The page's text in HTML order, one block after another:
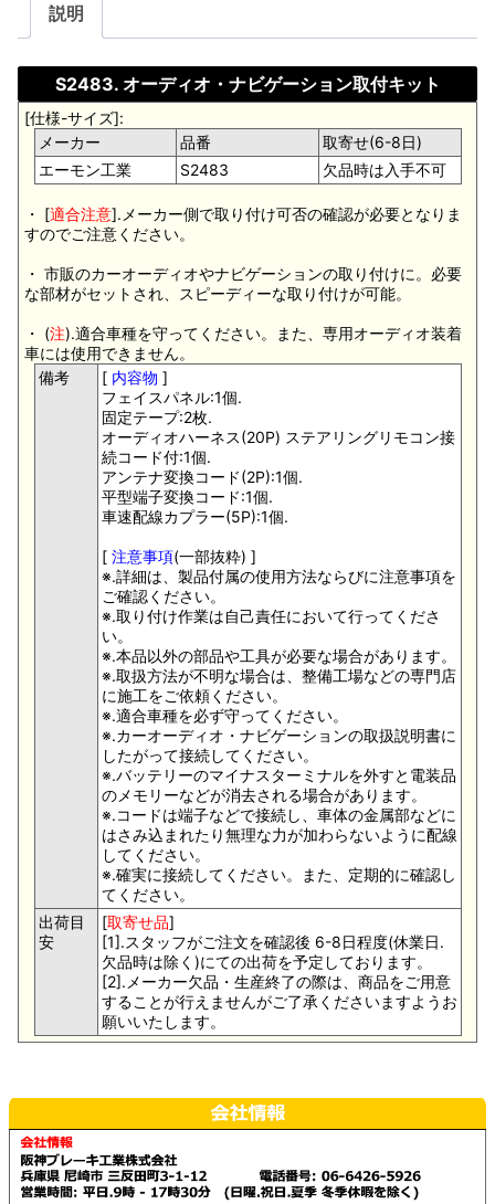
説明
S2483. オーディオ・ナビゲーション取付キット
[仕様-サイズ]:
メーカー
品番
取寄せ(6-8日)
エーモン工業
S2483 欠品時は入手不可
・ [適合注意].メーカー側で取り付け可否の確認が必要となりま
すのでご注意ください。
・ 市販のカーオーディオやナビゲーションの取り付けに。必要
な部材がセットされ、スピーディーな取り付けが可能。
・ (注).適合車種を守ってください。また、専用オーディオ装着
車には使用できません。
備考
[ 内容物 ]
フェイスパネル:1個.
固定テープ:2枚.
オーディオハーネス(20P) ステアリングリモコン接
続コード付:1個.
アンテナ変換コード(2P):1個.
平型端子変換コード:1個.
車速配線カプラー(5P):1個.
[ 注意事項(一部抜粋) ]
※.詳細は、製品付属の使用方法ならびに注意事項を
ご確認ください。
※.取り付け作業は自己責任において行ってくださ
い。
※.本品以外の部品や工具が必要な場合があります。
※.取扱方法が不明な場合は、整備工場などの専門店
に施工をご依頼ください。
※.適合車種を必ず守ってください。
※.カーオーディオ・ナビゲーションの取扱説明書に
したがって接続してください。
※.バッテリーのマイナスターミナルを外すと電装品
のメモリーなどが消去される場合があります。
※.コードは端子などで接続し、車体の金属部などに
はさみ込まれたり無理な力が加わらないように配線
してください。
※.確実に接続してください。また、定期的に確認し
てください。
出荷目
安
[取寄せ品]
[1].スタッフがご注文を確認後 6-8日程度(休業日.
欠品時は除く)にての出荷を予定しております。
[2].メーカー欠品・生産終了の際は、商品をご用意
することが行えませんがご了承くださいますようお
願いいたします。